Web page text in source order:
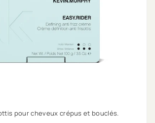
pour cheveux crépus et bouclés.